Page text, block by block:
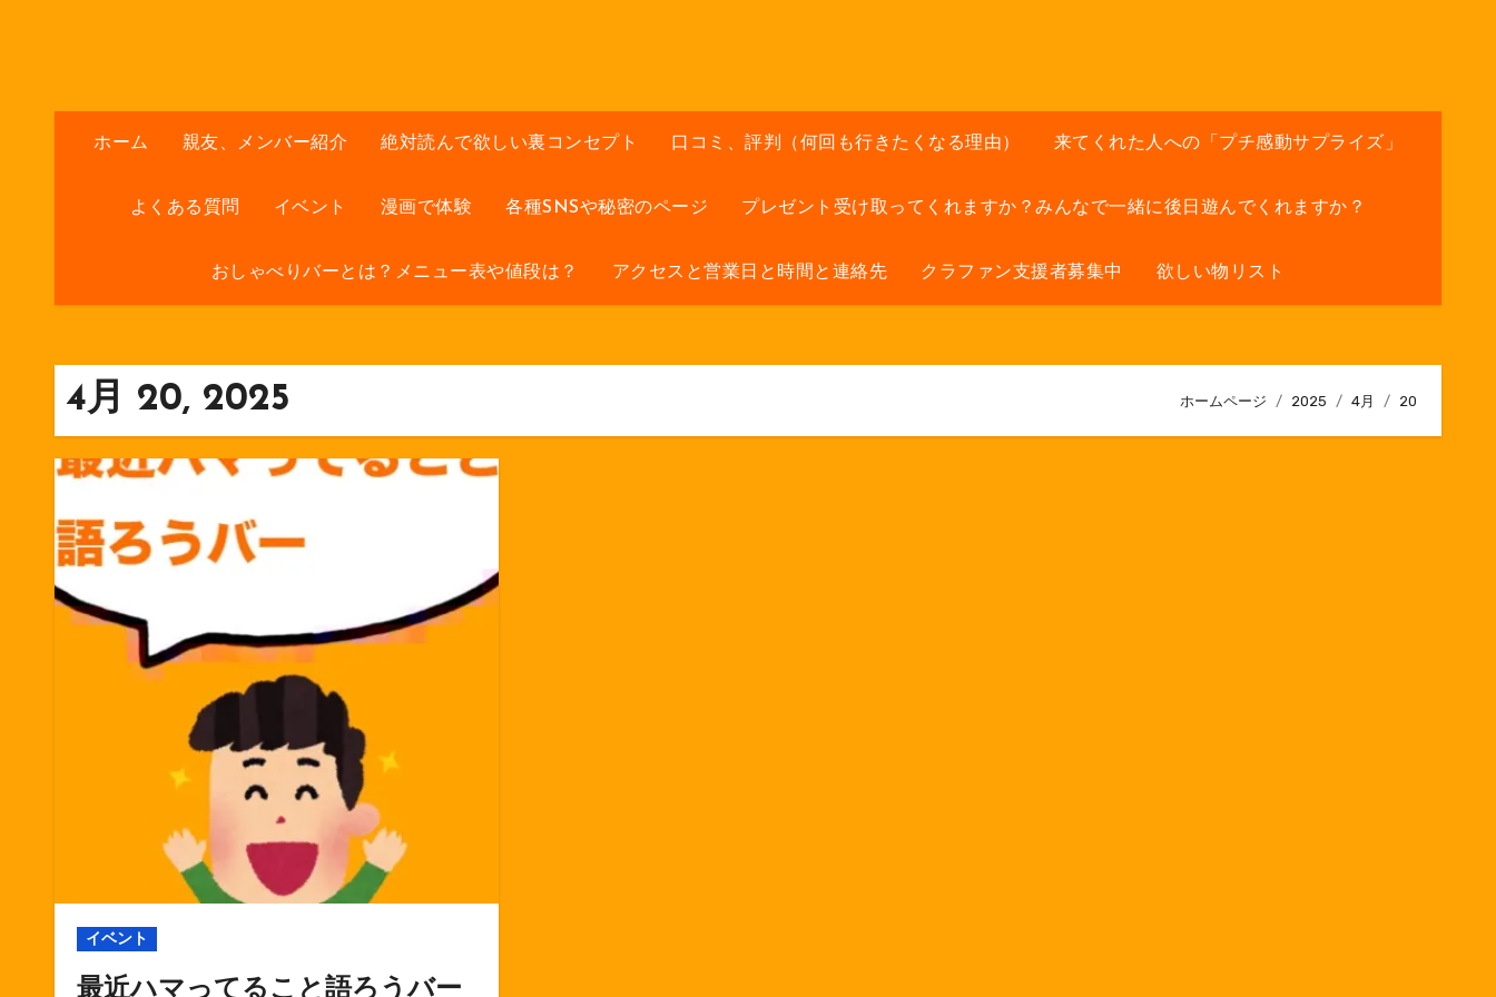
ホーム 親友、メンバー紹介 絶対読んで欲しい裏コンセプト 口コミ、評判（何回も行きたくなる理由） 来てくれた人への「プチ感動サプライズ」
よくある質問 イベント 漫画で体験 各種SNSや秘密のページ プレゼント受け取ってくれますか？みんなで一緒に後日遊んでくれますか？
おしゃべりバーとは？メニュー表や値段は？ アクセスと営業日と時間と連絡先 クラファン支援者募集中 欲しい物リスト
4月 20, 2025 ホームページ 2025 4月 20
イベント
最近ハマってること語ろうバー